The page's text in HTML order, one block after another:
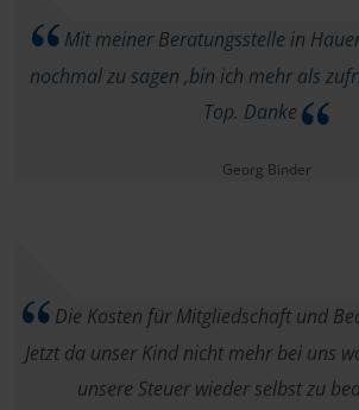
Mit meiner Beratungsstelle in
nochmal zu sagen ,bin ich mehr als
Top. Danke
Georg Binder
Die Kosten für Mitgliedschaft und
Jetzt da unser Kind nicht mehr bei uns
unsere Steuer wieder selbst zu